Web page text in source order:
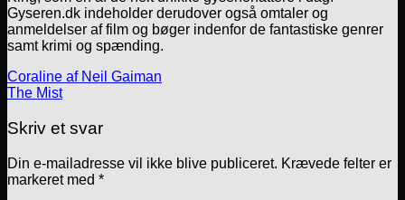
Gyseren.dk indeholder derudover også omtaler og
anmeldelser af film og bøger indenfor de fantastiske genrer
samt krimi og spænding.
Coraline af Neil Gaiman
The Mist
Skriv et svar
Din e-mailadresse vil ikke blive publiceret. Krævede felter er
markeret med *